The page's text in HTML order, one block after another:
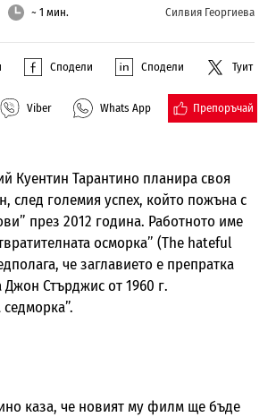
~ 1 мин. Силвия Георгиева
Сподели Сподели Туит
Viber Whats App Препоръчай
Куентин Тарантино планира своя
след големия успех, който пожъна с
през 2012 година. Работното име
осморка” (The hateful
че заглавието е препратка
Джон Стърджис от 1960 г.
каза, че новият му филм ще бъде